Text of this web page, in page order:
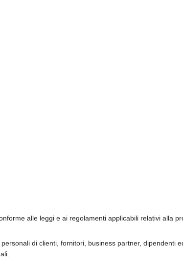
alle leggi e ai regolamenti applicabili relativi alla
di clienti, fornitori, business partner, dipendenti